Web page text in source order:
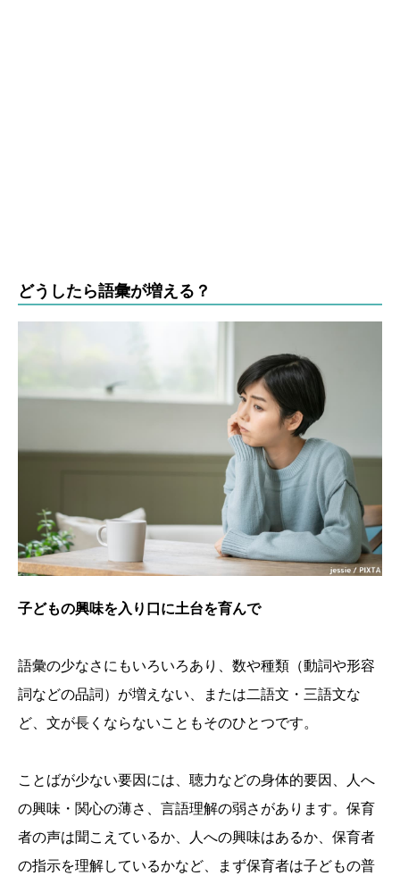
どうしたら語彙が増える？
子どもの興味を入り口に土台を育んで
語彙の少なさにもいろいろあり、数や種類（動詞や形容
詞などの品詞）が増えない、または二語文・三語文な
ど、文が長くならないこともそのひとつです。
ことばが少ない要因には、聴力などの身体的要因、人へ
の興味・関心の薄さ、言語理解の弱さがあります。保育
者の声は聞こえているか、人への興味はあるか、保育者
の指示を理解しているかなど、まず保育者は子どもの普